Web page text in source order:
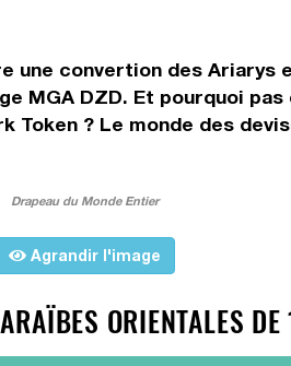
une convertion des Ariarys
MGA DZD. Et pourquoi
? Le monde des
Drapeau du Monde Entier
Agrandir l'image
ORIENTALES